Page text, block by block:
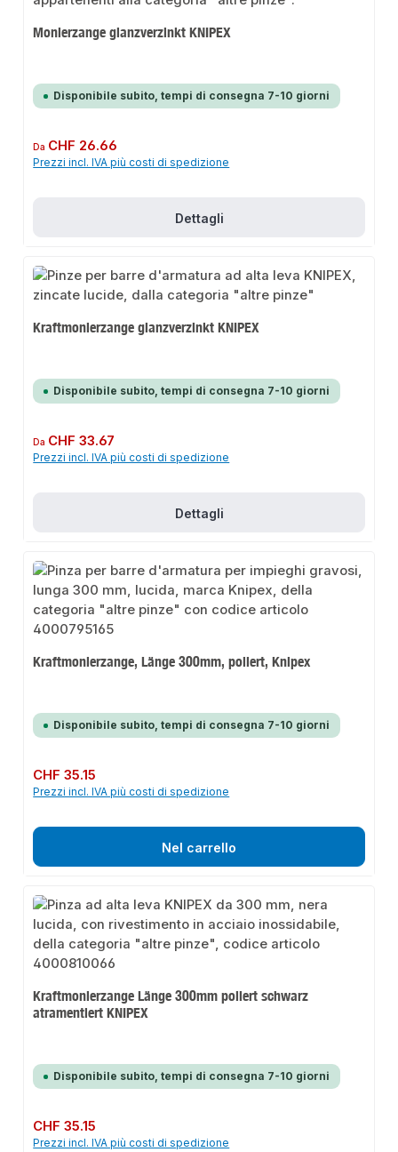
Monierzange glanzverzinkt KNIPEX
Disponibile subito, tempi di consegna 7-10 giorni
Prezzo normale:
Da CHF 26.66
Prezzi incl. IVA più costi di spedizione
Dettagli
Kraftmonierzange glanzverzinkt KNIPEX
Disponibile subito, tempi di consegna 7-10 giorni
Prezzo normale:
Da CHF 33.67
Prezzi incl. IVA più costi di spedizione
Dettagli
Kraftmonierzange, Länge 300mm, poliert, Knipex
Disponibile subito, tempi di consegna 7-10 giorni
Prezzo normale:
CHF 35.15
Prezzi incl. IVA più costi di spedizione
Nel carrello
Kraftmonierzange Länge 300mm poliert schwarz
atramentiert KNIPEX
Disponibile subito, tempi di consegna 7-10 giorni
Prezzo normale:
CHF 35.15
Prezzi incl. IVA più costi di spedizione